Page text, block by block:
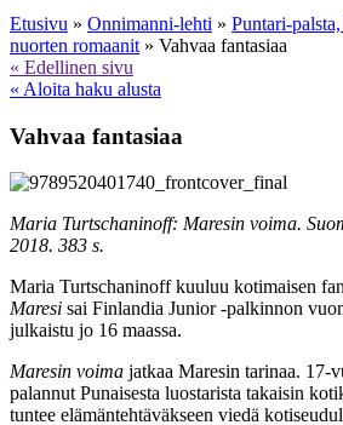
Etusivu » Onnimanni-lehti » Puntari-
nuorten romaanit » Vahvaa fantasiaa
« Edellinen sivu
« Aloita haku alusta
Vahvaa fantasiaa
Maria Turtschaninoff: Maresin voima.
2018. 383 s.
Maria Turtschaninoff kuuluu kotimaisen
Maresi sai Finlandia Junior -palkinnon
julkaistu jo 16 maassa.
Maresin voima jatkaa Maresin tarinaa. 17-
palannut Punaisesta luostarista takaisin
tuntee elämäntehtäväkseen viedä